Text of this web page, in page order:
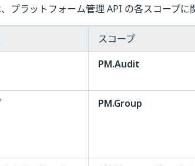
プラットフォーム管理 API の各スコープに
スコープ
PM.Audit
PM.Group